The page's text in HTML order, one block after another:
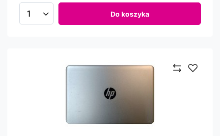
Ilość produktów Do koszyka